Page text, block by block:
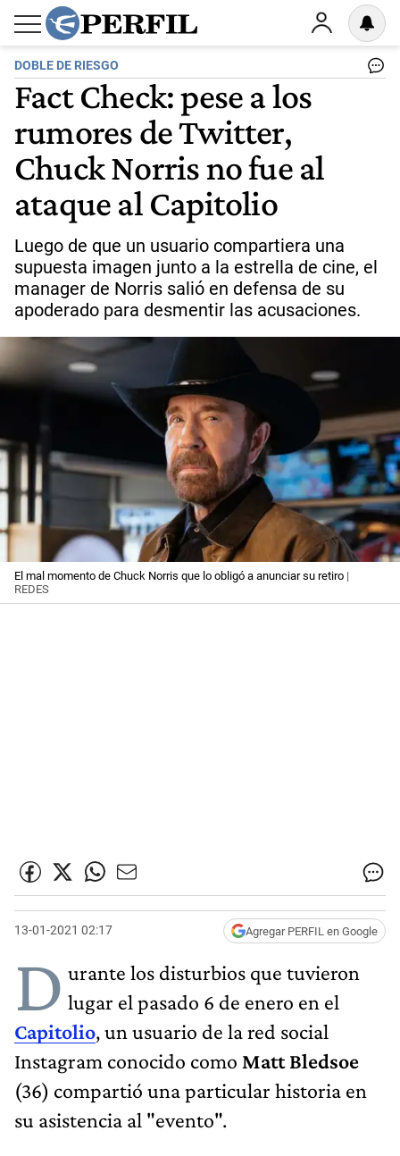
DOBLE DE RIESGO
Fact Check: pese a los
rumores de Twitter,
Chuck Norris no fue al
ataque al Capitolio
Luego de que un usuario compartiera una
supuesta imagen junto a la estrella de cine, el
manager de Norris salió en defensa de su
apoderado para desmentir las acusaciones.
El mal momento de Chuck Norris que lo obligó a anunciar su retiro |
REDES
13-01-2021 02:17 Agregar PERFIL en Google
D urante los disturbios que tuvieron
lugar el pasado 6 de enero en el
Capitolio, un usuario de la red social
Instagram conocido como Matt Bledsoe
(36) compartió una particular historia en
su asistencia al "evento".